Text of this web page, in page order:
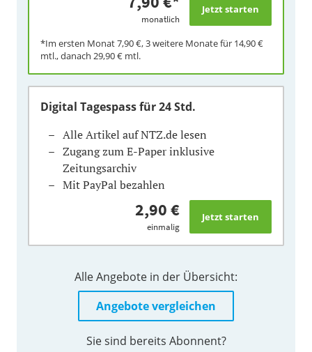
monatlich
*Im ersten Monat7,90 €, 3 weitere Monate für 14,90 €
mtl., danach 29,90 € mtl.
Digital Tagespassfür 24 Std.
Alle Artikel auf NTZ.de lesen
Zugang zum E-Paper inklusive
Zeitungsarchiv
Mit PayPal bezahlen
2,90 €
einmalig
Alle Angebote in der Übersicht:
Angebote vergleichen
Sie sind bereits Abonnent?